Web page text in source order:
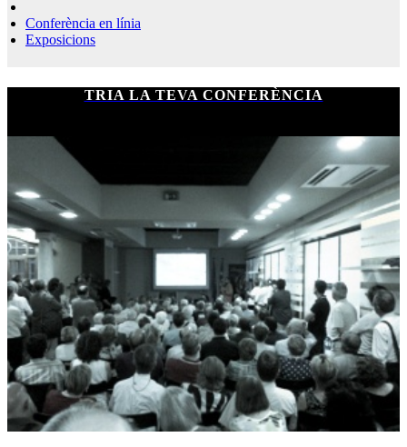
Conferència en línia
Exposicions
TRIA LA TEVA CONFERÈNCIA